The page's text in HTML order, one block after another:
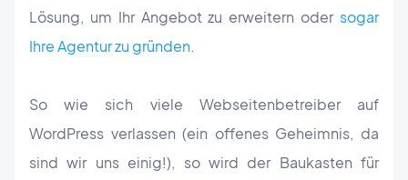
Lösung, um Ihr Angebot zu erweitern oder sogar
Ihre Agentur zu gründen.
So wie sich viele Webseitenbetreiber auf
WordPress verlassen (ein offenes Geheimnis, da
sind wir uns einig!), so wird der Baukasten für